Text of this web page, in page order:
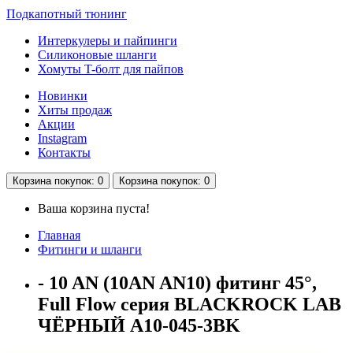
Подкапотный тюнинг
Интеркулеры и пайпинги
Силиконовые шланги
Хомуты T-болт для пайпов
Новинки
Хиты продаж
Акции
Instagram
Контакты
Корзина покупок: 0 Корзина покупок: 0
Ваша корзина пуста!
Главная
Фитинги и шланги
- 10 AN (10AN AN10) фитинг 45°,
Full Flow серия BLACKROCK LAB
ЧЁРНЫЙ A10-045-3BK